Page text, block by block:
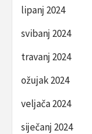
lipanj 2024
svibanj 2024
travanj 2024
ožujak 2024
veljača 2024
siječanj 2024